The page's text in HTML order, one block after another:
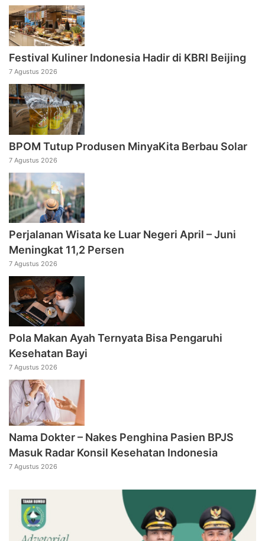
Festival Kuliner Indonesia Hadir di KBRI Beijing
7 Agustus 2026
BPOM Tutup Produsen MinyaKita Berbau Solar
7 Agustus 2026
Perjalanan Wisata ke Luar Negeri April – Juni
Meningkat 11,2 Persen
7 Agustus 2026
Pola Makan Ayah Ternyata Bisa Pengaruhi
Kesehatan Bayi
7 Agustus 2026
Nama Dokter – Nakes Penghina Pasien BPJS
Masuk Radar Konsil Kesehatan Indonesia
7 Agustus 2026